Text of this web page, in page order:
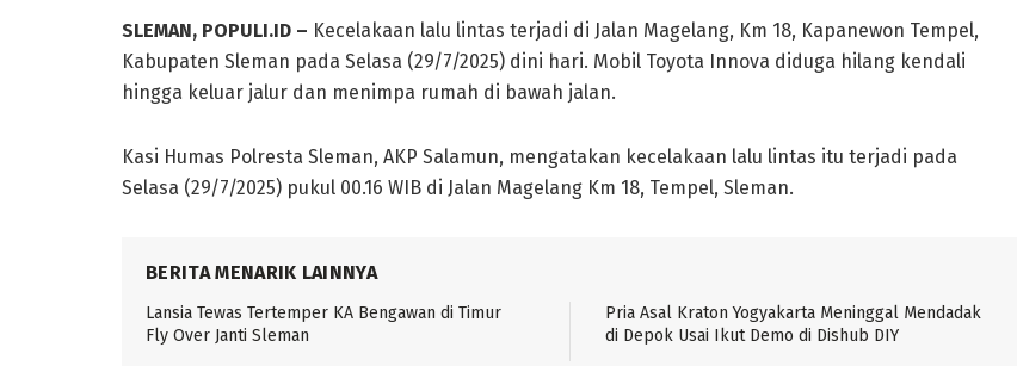
SLEMAN, POPULI.ID – Kecelakaan lalu lintas terjadi di Jalan Magelang, Km 18, Kapanewon Tempel,
Kabupaten Sleman pada Selasa (29/7/2025) dini hari. Mobil Toyota Innova diduga hilang kendali
hingga keluar jalur dan menimpa rumah di bawah jalan.
Kasi Humas Polresta Sleman, AKP Salamun, mengatakan kecelakaan lalu lintas itu terjadi pada
Selasa (29/7/2025) pukul 00.16 WIB di Jalan Magelang Km 18, Tempel, Sleman.
BERITA MENARIK LAINNYA
Lansia Tewas Tertemper KA Bengawan di Timur
Fly Over Janti Sleman
Pria Asal Kraton Yogyakarta Meninggal Mendadak
di Depok Usai Ikut Demo di Dishub DIY